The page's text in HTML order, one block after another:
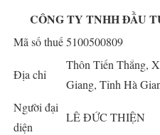
CÔNG TY TNHH ĐẦU
Mã số thuế5100500809
Địa chỉ
Thôn Tiến Thắng,
Giang, Tỉnh Hà
Người đại
diện
LÊ ĐỨC THIỆN